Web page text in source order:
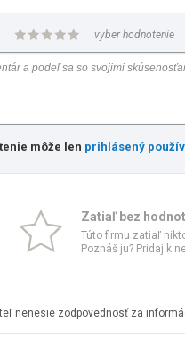
vyber hodnotenie
môže len prihlásený
Zatiaľ bez
Túto firmu zatiaľ
Poznáš ju? Pridaj k
nenesie zodpovednosť za